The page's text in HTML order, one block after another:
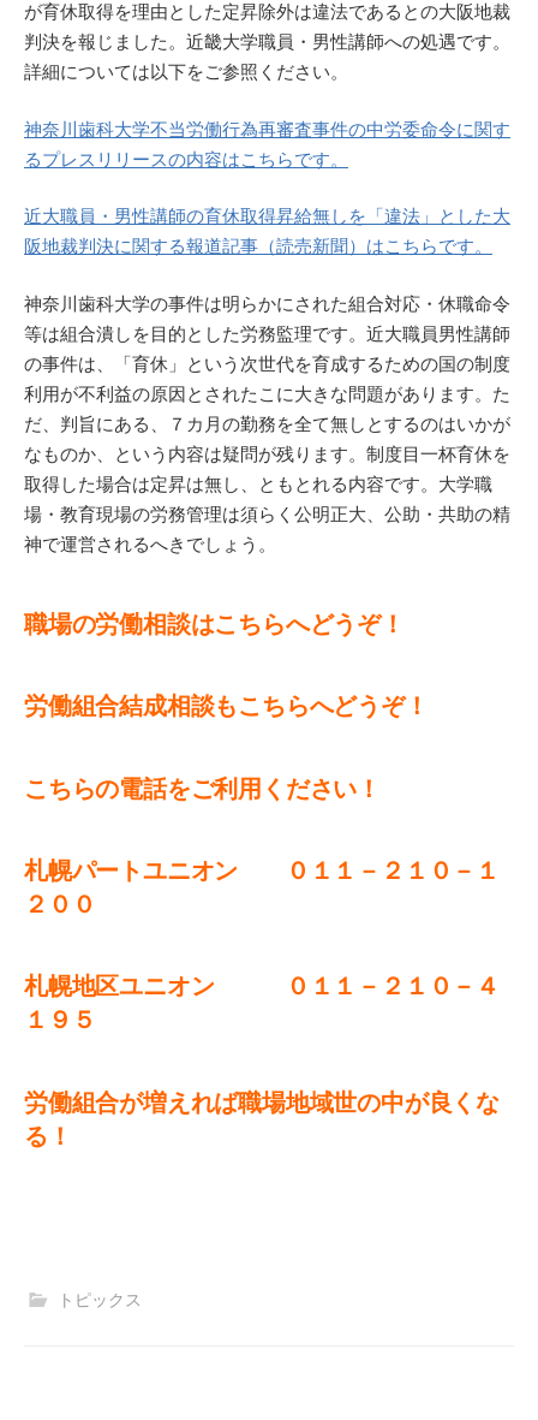
が育休取得を理由とした定昇除外は違法であるとの大阪地裁
判決を報じました。近畿大学職員・男性講師への処遇です。
詳細については以下をご参照ください。
神奈川歯科大学不当労働行為再審査事件の中労委命令に関す
るプレスリリースの内容はこちらです。
近大職員・男性講師の育休取得昇給無しを「違法」とした大
阪地裁判決に関する報道記事（読売新聞）はこちらです。
神奈川歯科大学の事件は明らかにされた組合対応・休職命令
等は組合潰しを目的とした労務監理です。近大職員男性講師
の事件は、「育休」という次世代を育成するための国の制度
利用が不利益の原因とされたこに大きな問題があります。た
だ、判旨にある、７カ月の勤務を全て無しとするのはいかが
なものか、という内容は疑問が残ります。制度目一杯育休を
取得した場合は定昇は無し、ともとれる内容です。大学職
場・教育現場の労務管理は須らく公明正大、公助・共助の精
神で運営されるへきでしょう。
職場の労働相談はこちらへどうぞ！
労働組合結成相談もこちらへどうぞ！
こちらの電話をご利用ください！
札幌パートユニオン ０１１－２１０－１
２００
札幌地区ユニオン ０１１－２１０－４
１９５
労働組合が増えれば職場地域世の中が良くな
る！
トピックス